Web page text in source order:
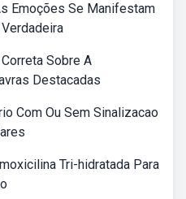
Emoções Se Manifestam
Sobre A
Destacadas
Com Ou Sem Sinalizacao
Tri-hidratada Para